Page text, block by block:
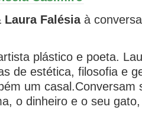
Laura Falésiaà
plástico e poeta.
de estética, filosofia e
um casal.Conversam
o dinheiro e o seu